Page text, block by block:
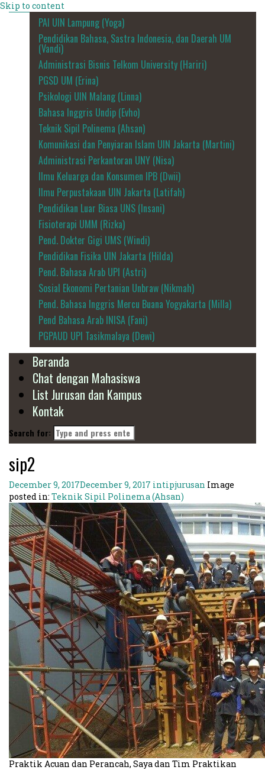
Skip to content
PAI UIN Lampung (Yoga)
Pendidikan Bahasa, Sastra Indonesia, dan Daerah UM
(Vandi)
Administrasi Bisnis Telkom University (Hariri)
PGSD UM (Erina)
Psikologi UIN Malang (Linna)
Bahasa Inggris Undip (Evho)
Teknik Sipil Polinema (Ahsan)
Komunikasi dan Penyiaran Islam UIN Jakarta (Martini)
Administrasi Perkantoran UNY (Nisa)
Ilmu Keluarga dan Konsumen IPB (Dwii)
Ilmu Perpustakaan UIN Jakarta (Latifah)
Pendidikan Luar Biasa UNS (Insani)
Fisioterapi UMM (Rizka)
Pend. Dokter Gigi UMS (Windi)
Pendidikan Fisika UIN Jakarta (Hilda)
Pend. Bahasa Arab UPI (Astri)
Sosial Ekonomi Pertanian Unbraw (Nikmah)
Pend. Bahasa Inggris Mercu Buana Yogyakarta (Milla)
Pend Bahasa Arab INISA (Fani)
PGPAUD UPI Tasikmalaya (Dewi)
Beranda
Chat dengan Mahasiswa
List Jurusan dan Kampus
Kontak
Search for:
sip2
December 9, 2017December 9, 2017 intipjurusan Image
posted in: Teknik Sipil Polinema (Ahsan)
Praktik Acuan dan Perancah, Saya dan Tim Praktikan